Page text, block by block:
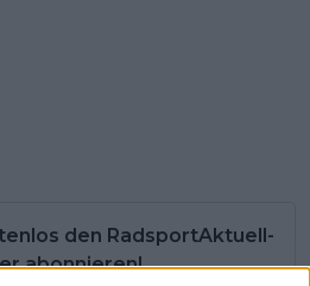
den RadsportAktuell-
abonnieren!